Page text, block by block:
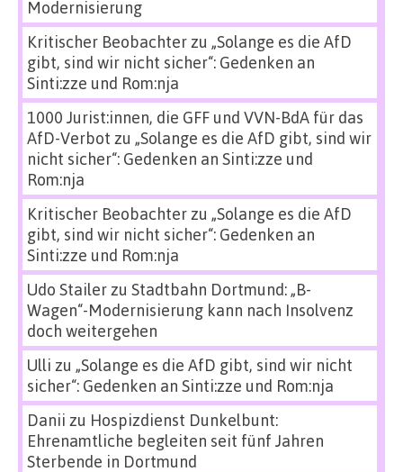
Modernisierung
Kritischer Beobachterzu „Solange es die AfD
gibt, sind wir nicht sicher“: Gedenken an
Sinti:zze und Rom:nja
1000 Jurist:innen, die GFF und VVN-BdA für das
AfD-Verbot zu „Solange es die AfD gibt, sind wir
nicht sicher“: Gedenken an Sinti:zze und
Rom:nja
Kritischer Beobachterzu „Solange es die AfD
gibt, sind wir nicht sicher“: Gedenken an
Sinti:zze und Rom:nja
Udo Stailerzu Stadtbahn Dortmund: „B-
Wagen“-Modernisierung kann nach Insolvenz
doch weitergehen
Ulli zu „Solange es die AfD gibt, sind wir nicht
sicher“: Gedenken an Sinti:zze und Rom:nja
Danii zu Hospizdienst Dunkelbunt:
Ehrenamtliche begleiten seit fünf Jahren
Sterbende in Dortmund